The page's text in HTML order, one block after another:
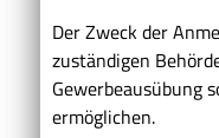
Der Zweck der
zuständigen
Gewerbeausübung
ermöglichen.